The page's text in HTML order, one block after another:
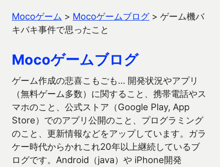
Mocoゲーム > Mocoゲームブログ> ゲーム機バ
キバキ事件で思ったこと
Mocoゲームブログ
ゲーム作成の悲喜こもごも… 開発状況やアプリ
（無料ゲーム多数）に関すること、携帯電話やス
マホのこと、公式ストア（Google Play, App
Store）でのアプリ公開のこと、プログラミング
のこと、更新情報などをアップしています。ガラ
ケー時代からかれこれ20年以上継続しているブ
ログです。Android（java）や iPhone開発